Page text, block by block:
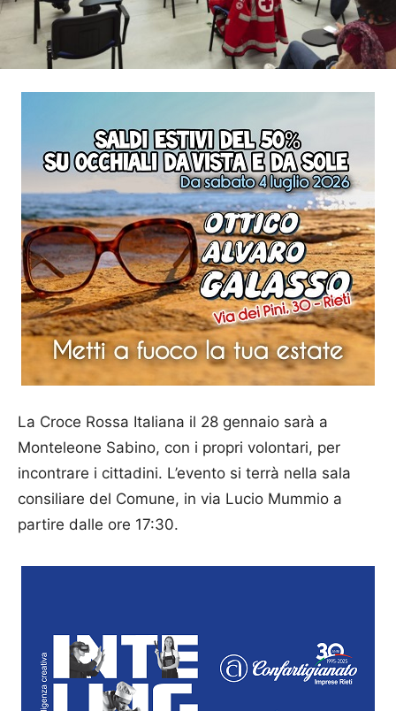
La Croce Rossa Italiana il 28 gennaio sarà a
Monteleone Sabino, con i propri volontari, per
incontrare i cittadini. L’evento si terrà nella sala
consiliare del Comune, in via Lucio Mummio a
partire dalle ore 17:30.